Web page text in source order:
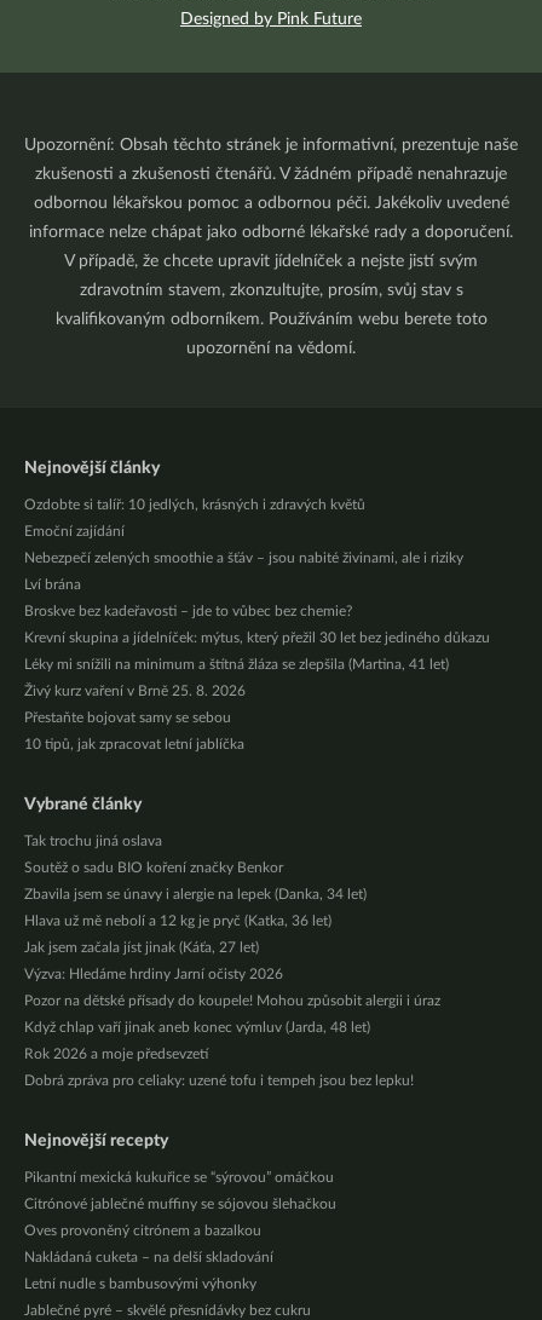
Designed by Pink Future
Upozornění: Obsah těchto stránek je informativní, prezentuje naše
zkušenosti a zkušenosti čtenářů. V žádném případě nenahrazuje
odbornou lékařskou pomoc a odbornou péči. Jakékoliv uvedené
informace nelze chápat jako odborné lékařské rady a doporučení.
V případě, že chcete upravit jídelníček a nejste jistí svým
zdravotním stavem, zkonzultujte, prosím, svůj stav s
kvalifikovaným odborníkem. Používáním webu berete toto
upozornění na vědomí.
Nejnovější články
Ozdobte si talíř: 10 jedlých, krásných i zdravých květů
Emoční zajídání
Nebezpečí zelených smoothie a šťáv – jsou nabité živinami, ale i riziky
Lví brána
Broskve bez kadeřavosti – jde to vůbec bez chemie?
Krevní skupina a jídelníček: mýtus, který přežil 30 let bez jediného důkazu
Léky mi snížili na minimum a štítná žláza se zlepšila (Martina, 41 let)
Živý kurz vaření v Brně 25. 8. 2026
Přestaňte bojovat samy se sebou
10 tipů, jak zpracovat letní jablíčka
Vybrané články
Tak trochu jiná oslava
Soutěž o sadu BIO koření značky Benkor
Zbavila jsem se únavy i alergie na lepek (Danka, 34 let)
Hlava už mě nebolí a 12 kg je pryč (Katka, 36 let)
Jak jsem začala jíst jinak (Káťa, 27 let)
Výzva: Hledáme hrdiny Jarní očisty 2026
Pozor na dětské přísady do koupele! Mohou způsobit alergii i úraz
Když chlap vaří jinak aneb konec výmluv (Jarda, 48 let)
Rok 2026 a moje předsevzetí
Dobrá zpráva pro celiaky: uzené tofu i tempeh jsou bez lepku!
Nejnovější recepty
Pikantní mexická kukuřice se “sýrovou” omáčkou
Citrónové jablečné muffiny se sójovou šlehačkou
Oves provoněný citrónem a bazalkou
Nakládaná cuketa – na delší skladování
Letní nudle s bambusovými výhonky
Jablečné pyré – skvělé přesnídávky bez cukru